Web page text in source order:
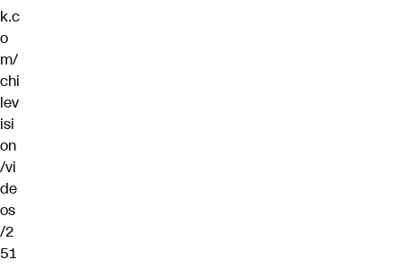
k.c
o
m/
chi
lev
isi
on
/vi
de
os
/2
51